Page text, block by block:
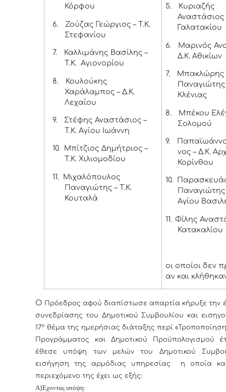
Κόρφου
6.
Ζούζας Γεώργιος – Τ.Κ.
Στεφανίου
7.
Καλλιμάνης Βασίλης –
Τ.Κ. Αγιονορίου
8.
Κουλούκης
Χαράλαμπος – Δ.Κ.
Λεχαίου
9.
Στέφης Αναστάσιος –
Τ.Κ. Αγίου Ιωάννη
10.
Μπίτζιος Δημήτριος –
Τ.Κ. Χιλιομοδίου
11.
Μιχαλόπουλος
Παναγιώτης – Τ.Κ.
Κουταλά
5.
Κυριαζής
Γαλατακίου
6.
Μαρινός
Δ.Κ. Αθικίων
7.
Μπακλώρης
Παναγιώτης
Κλένιας
8.
Μπέκου
Σολομού
9.
νος – Δ.Κ.
Κορίνθου
10.
Παναγιώτης
Αγίου
11. Φίλης
Κατακαλίου
οι οποίοι δεν
αν και
Ο Πρόεδρος αφού διαπίστωσε απαρτία κήρυξε την
συνεδρίασης του Δημοτικού Συμβουλίου και
17ο θέμα της ημερήσιας διάταξης περί
Προγράμματος και Δημοτικού Προϋπολογισμού
έθεσε υπόψη των μελών του Δημοτικού
εισήγηση της αρμόδιας υπηρεσίας η οποία
περιεχόμενο της έχει ως εξής:
Α)Έχοντας υπόψη: